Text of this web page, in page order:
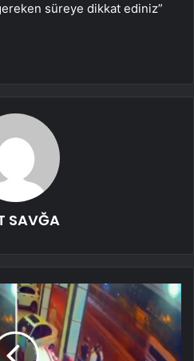
süreye dikkat ediniz”
SAVĞA